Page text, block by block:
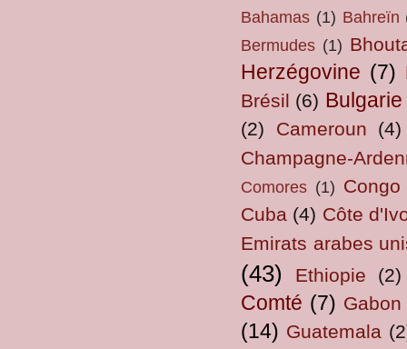
Bahamas (1) Bahreïn
Bermudes (1)
Herzégovine (7)
Brésil (6) Bulgarie
(2) Cameroun
(4)
Champagne-
Comores (1) Congo
Cuba (4) Côte
Emirats arabes
(43) Ethiopie (2)
Comté (7) Gabon
(14) Guatemala